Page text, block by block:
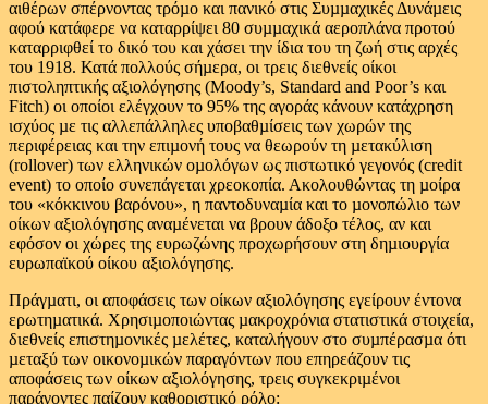
αιθέρων σπέρνοντας τρόµο και πανικό στις Συµµαχικές Δυνάµεις
αφού κατάφερε να καταρρίψει 80 συµµαχικά αεροπλάνα προτού
καταρριφθεί το δικό του και χάσει την ίδια του τη ζωή στις αρχές
του 1918. Κατά πολλούς σήµερα, οι τρεις διεθνείς οίκοι
πιστοληπτικής αξιολόγησης (Moody’s, Standard and Poor’s και
Fitch) οι οποίοι ελέγχουν το 95% της αγοράς κάνουν κατάχρηση
ισχύος µε τις αλλεπάλληλες υποβαθµίσεις των χωρών της
περιφέρειας και την επιµονή τους να θεωρούν τη µετακύλιση
(rollover) των ελληνικών οµολόγων ως πιστωτικό γεγονός (credit
event) το οποίο συνεπάγεται χρεοκοπία. Ακολουθώντας τη µοίρα
του «κόκκινου βαρόνου», η παντοδυναµία και το µονοπώλιο των
οίκων αξιολόγησης αναµένεται να βρουν άδοξο τέλος, αν και
εφόσον οι χώρες της ευρωζώνης προχωρήσουν στη δηµιουργία
ευρωπαϊκού οίκου αξιολόγησης.
Πράγµατι, οι αποφάσεις των οίκων αξιολόγησης εγείρουν έντονα
ερωτηµατικά. Χρησιµοποιώντας µακροχρόνια στατιστικά στοιχεία,
διεθνείς επιστηµονικές µελέτες, καταλήγουν στο συµπέρασµα ότι
µεταξύ των οικονοµικών παραγόντων που επηρεάζουν τις
αποφάσεις των οίκων αξιολόγησης, τρεις συγκεκριµένοι
παράγοντες παίζουν καθοριστικό ρόλο: